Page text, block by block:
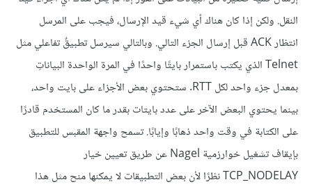
النقل. ولكن إذا كان هناك أي شيء قيد الإرسال، فيجب على المرسل
انتظار ACK قبل إرسال الجزء التالي. وبالتالي سيرسل تطبيقٌ تفاعلي مثل
Telnet الذي يكتب باستمرار بايتًا واحدًا في المرة الواحدة البياناتِ
بمعدل جزء واحد لكل RTT. ستحتوي بعض الأجزاء على بايت واحد،
بينما يحتوي البعض الآخر على عدد بايتات بقدر ما كان المستخدم قادرًا
على الكتابة في وقت واحد ذهابًا وإيابًا. تسمح واجهة المقبس للتطبيق
بإيقاف تشغيل خوارزمية Nagel عن طريق تعيين خيار
TCP_NODELAY نظرًا لأن بعض التطبيقات لا يمكنها منح مثل هذا